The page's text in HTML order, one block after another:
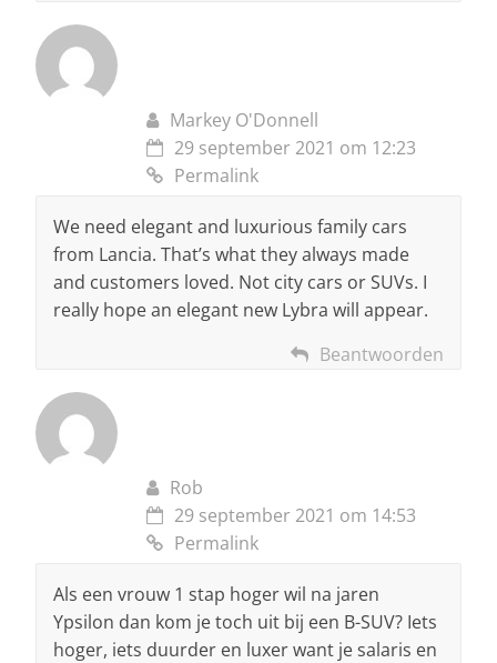
Markey O'Donnell
29 september 2021 om 12:23
Permalink
We need elegant and luxurious family cars
from Lancia. That’s what they always made
and customers loved. Not city cars or SUVs. I
really hope an elegant new Lybra will appear.
Beantwoorden
Rob
29 september 2021 om 14:53
Permalink
Als een vrouw 1 stap hoger wil na jaren
Ypsilon dan kom je toch uit bij een B-SUV? Iets
hoger, iets duurder en luxer want je salaris en